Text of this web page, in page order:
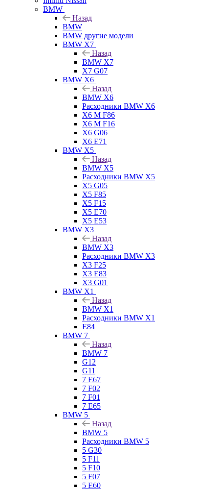
BMW
Назад
BMW
BMW другие модели
BMW X7
Назад
BMW X7
X7 G07
BMW X6
Назад
BMW X6
Расходники BMW X6
X6 M F86
X6 M F16
X6 G06
X6 E71
BMW X5
Назад
BMW X5
Расходники BMW X5
X5 G05
X5 F85
X5 F15
X5 E70
X5 E53
BMW X3
Назад
BMW X3
Расходники BMW X3
X3 F25
X3 E83
X3 G01
BMW X1
Назад
BMW X1
Расходники BMW X1
E84
BMW 7
Назад
BMW 7
G12
G11
7 Е67
7 F02
7 F01
7 E65
BMW 5
Назад
BMW 5
Расходники BMW 5
5 G30
5 F11
5 F10
5 F07
5 E60